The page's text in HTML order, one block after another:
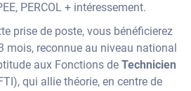
PERCOL + intéressement.
prise de poste, vous bénéficierez
mois, reconnue au niveau national
aux Fonctions de Technicien
qui allie théorie, en centre de